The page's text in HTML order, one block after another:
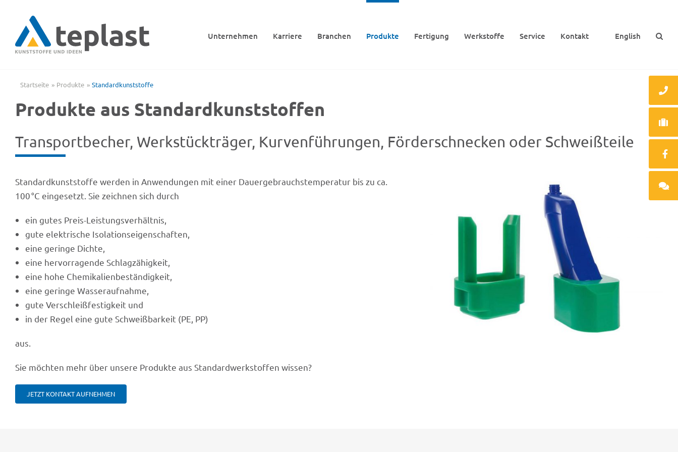
springen
Unter­neh­men Karriere Bran­chen Produkte Ferti­gung Werk­stoffe Service Kontakt English
Startseite Produkte Stan­dard­kunst­stoffe
Produkte aus Standardkunststoffen
Trans­port­be­cher, Werk­stück­trä­ger, Kurven­füh­run­gen, Förder­schne­cken oder Schweißteile
Stan­dard­kunst­stoffe werden in Anwen­dun­gen mit einer Dauer­ge­brauchs­tem­pe­ra­tur bis zu ca.
100 °C einge­setzt. Sie zeich­nen sich durch
ein gutes Preis-Leistungsverhältnis,
gute elek­tri­sche Isolationseigenschaften,
eine geringe Dichte,
eine hervor­ra­gende Schlagzähigkeit,
eine hohe Chemikalienbeständigkeit,
eine geringe Wasseraufnahme,
gute Verschleiß­fes­tig­keit und
in der Regel eine gute Schweiß­bar­keit (PE, PP)
aus.
Sie möch­ten mehr über unsere Produkte aus Stan­dard­werk­stof­fen wissen?
JETZT KONTAKT AUFNEHMEN